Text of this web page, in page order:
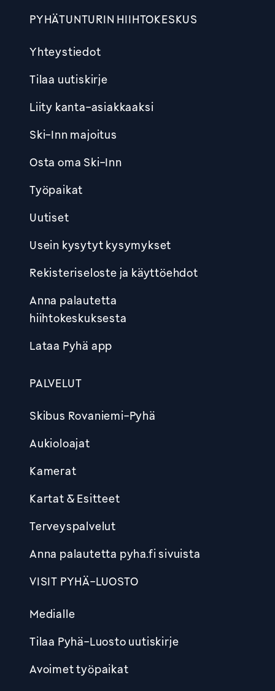
PYHÄTUNTURIN HIIHTOKESKUS
Yhteystiedot
Tilaa uutiskirje
Liity kanta-asiakkaaksi
Ski-Inn majoitus
Osta oma Ski-Inn
Työpaikat
Uutiset
Usein kysytyt kysymykset
Rekisteriseloste ja käyttöehdot
Anna palautetta
hiihtokeskuksesta
Lataa Pyhä app
PALVELUT
Skibus Rovaniemi-Pyhä
Aukioloajat
Kamerat
Kartat & Esitteet
Terveyspalvelut
Anna palautetta pyha.fi sivuista
VISIT PYHÄ-LUOSTO
Medialle
Tilaa Pyhä-Luosto uutiskirje
Avoimet työpaikat